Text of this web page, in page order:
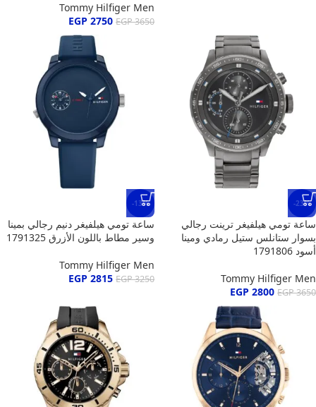
Tommy Hilfiger Men
EGP3650
EGP 2750
-23%
ساعة تومي هيلفيغر ترينت رجالي
بسوار ستانلس ستيل رمادي ومينا
أسود 1791806
Tommy Hilfiger Men
EGP3650
EGP 2800
-13%
ساعة تومي هيلفيغر دنيم رجالي بمينا
وسير مطاط باللون الأزرق 1791325
Tommy Hilfiger Men
EGP3250
EGP 2815